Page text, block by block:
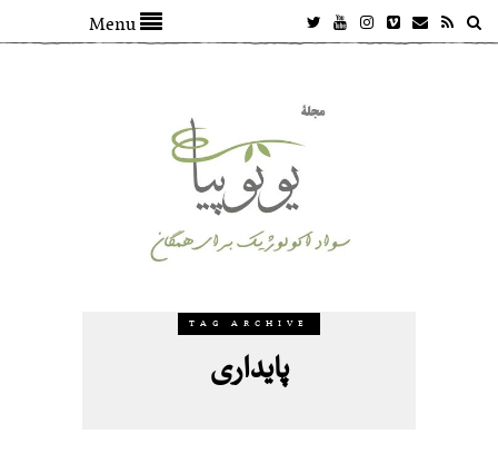
Menu
TAG ARCHIVE
پایداری